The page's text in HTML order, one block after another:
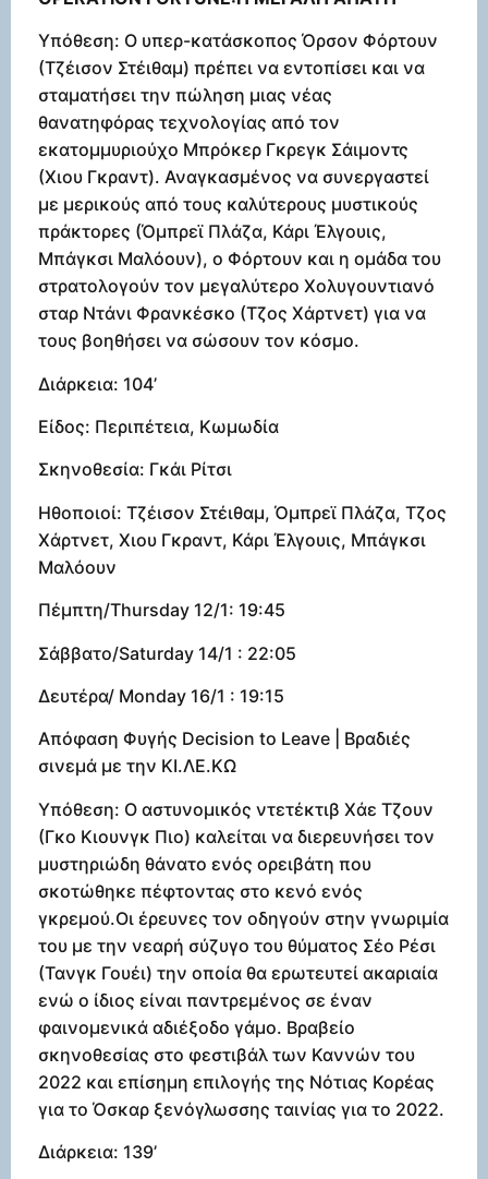
Υπόθεση: Ο υπερ-κατάσκοπος Όρσον Φόρτουν
(Τζέισον Στέιθαμ) πρέπει να εντοπίσει και να
σταματήσει την πώληση μιας νέας
θανατηφόρας τεχνολογίας από τον
εκατομμυριούχο Μπρόκερ Γκρεγκ Σάιμοντς
(Χιου Γκραντ). Αναγκασμένος να συνεργαστεί
με μερικούς από τους καλύτερους μυστικούς
πράκτορες (Όμπρεϊ Πλάζα, Κάρι Έλγουις,
Μπάγκσι Μαλόουν), ο Φόρτουν και η ομάδα του
στρατολογούν τον μεγαλύτερο Χολυγουντιανό
σταρ Ντάνι Φρανκέσκο (Τζος Χάρτνετ) για να
τους βοηθήσει να σώσουν τον κόσμο.
Διάρκεια: 104’
Είδος: Περιπέτεια, Κωμωδία
Σκηνοθεσία: Γκάι Ρίτσι
Ηθοποιοί: Τζέισον Στέιθαμ, Όμπρεϊ Πλάζα, Τζος
Χάρτνετ, Χιου Γκραντ, Κάρι Έλγουις, Μπάγκσι
Μαλόουν
Πέμπτη/Thursday 12/1: 19:45
Σάββατο/Saturday 14/1 : 22:05
Δευτέρα/ Monday 16/1 : 19:15
Απόφαση Φυγής Decision to Leave | Βραδιές
σινεμά με την ΚΙ.ΛΕ.ΚΩ
Υπόθεση: Ο αστυνομικός ντετέκτιβ Χάε Τζουν
(Γκο Κιουνγκ Πιο) καλείται να διερευνήσει τον
μυστηριώδη θάνατο ενός ορειβάτη που
σκοτώθηκε πέφτοντας στο κενό ενός
γκρεμού.Οι έρευνες τον οδηγούν στην γνωριμία
του με την νεαρή σύζυγο του θύματος Σέο Ρέσι
(Τανγκ Γουέι) την οποία θα ερωτευτεί ακαριαία
ενώ ο ίδιος είναι παντρεμένος σε έναν
φαινομενικά αδιέξοδο γάμο. Βραβείο
σκηνοθεσίας στο φεστιβάλ των Καννών του
2022 και επίσημη επιλογής της Νότιας Κορέας
για το Όσκαρ ξενόγλωσσης ταινίας για το 2022.
Διάρκεια: 139’